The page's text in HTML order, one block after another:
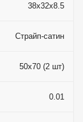
38x32x8.5
Страйп-сатин
50x70 (2 шт)
0.01